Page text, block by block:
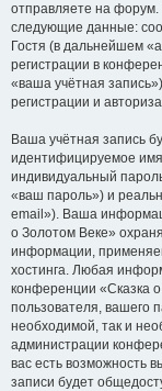
отправляете на
следующие данные:
Гостя (в дальнейшем
регистрации в
«ваша учётная
регистрации и
Ваша учётная запись
идентифицируемое
индивидуальный
«ваш пароль») и
email»). Ваша
о Золотом Веке»
информации,
хостинга. Любая
конференции «Сказка
пользователя, вашего
необходимой, так и
администрации
вас есть возможность
записи будет